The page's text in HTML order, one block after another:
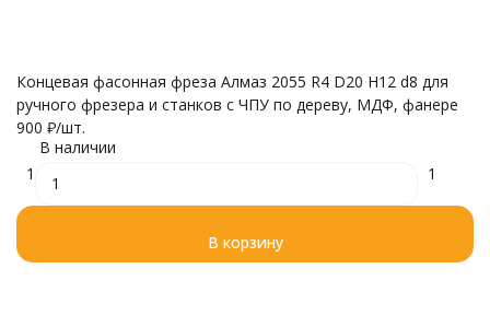
Концевая фасонная фреза Алмаз 2055 R4 D20 H12 d8 для
ручного фрезера и станков с ЧПУ по дереву, МДФ, фанере
900 ₽/шт.
В наличии
1
1
В корзину